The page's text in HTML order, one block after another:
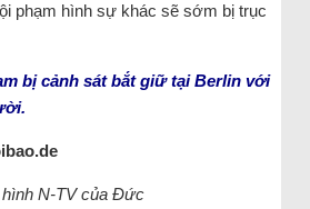
phạm hình sự khác sẽ sớm bị trục
bị cảnh sát bắt giữ tại Berlin với
N-TV của Đức